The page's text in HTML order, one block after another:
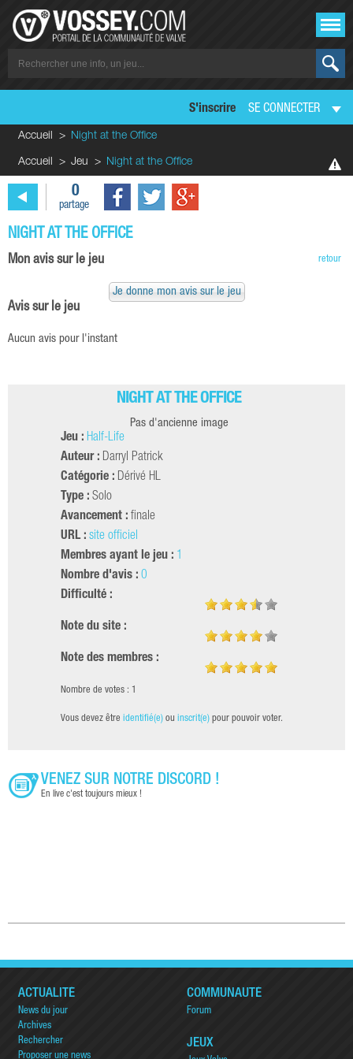
S'inscrire SE CONNECTER
Accueil Night at the Office
Accueil Jeu Night at the Office
0
partage
NIGHT AT THE OFFICE
retour
Mon avis sur le jeu
Je donne mon avis sur le jeu
Avis sur le jeu
Aucun avis pour l'instant
NIGHT AT THE OFFICE
Pas d'ancienne image
Jeu : Half-Life
Auteur : Darryl Patrick
Catégorie : Dérivé HL
Type : Solo
Avancement : finale
URL : site officiel
Membres ayant le jeu : 1
Nombre d'avis : 0
Difficulté :
Note du site :
Note des membres :
Nombre de votes : 1
Vous devez être identifié(e) ou inscrit(e) pour pouvoir voter.
VENEZ SUR NOTRE DISCORD !
En live c'est toujours mieux !
ACTUALITÉ
News du jour
Archives
Rechercher
Proposer une news
COMMUNAUTÉ
Forum
JEUX